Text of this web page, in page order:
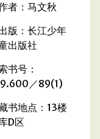
者：马文秋
版：长江少年
出版社
书号：
／89(1)
书地点：13楼
D区